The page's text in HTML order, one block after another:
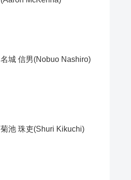
名城 信男(Nobuo Nashiro)
菊池 珠吏(Shuri Kikuchi)